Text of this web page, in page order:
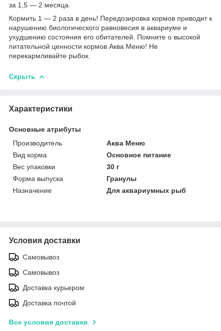
за 1,5 — 2 месяца.
Кормить 1 — 2 раза в день! Передозировка кормов приводит к
нарушению биологического равновесия в аквариуме и
ухудшению состояния его обитателей. Помните о высокой
питательной ценности кормов Аква Меню! Не
перекармливайте рыбок.
Скрыть
Характеристики
Основные атрибуты
Производитель
Аква Меню
Вид корма
Основное питание
Вес упаковки
30 г
Форма выпуска
Гранулы
Назначение
Для аквариумных рыб
Условия доставки
Самовывоз
Самовывоз
Доставка курьером
Доставка почтой
Все условия доставки